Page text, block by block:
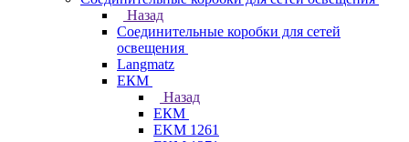
Назад
Соединительные коробки для сетей
освещения
Langmatz
ЕКМ
Назад
ЕКМ
EKM 1261